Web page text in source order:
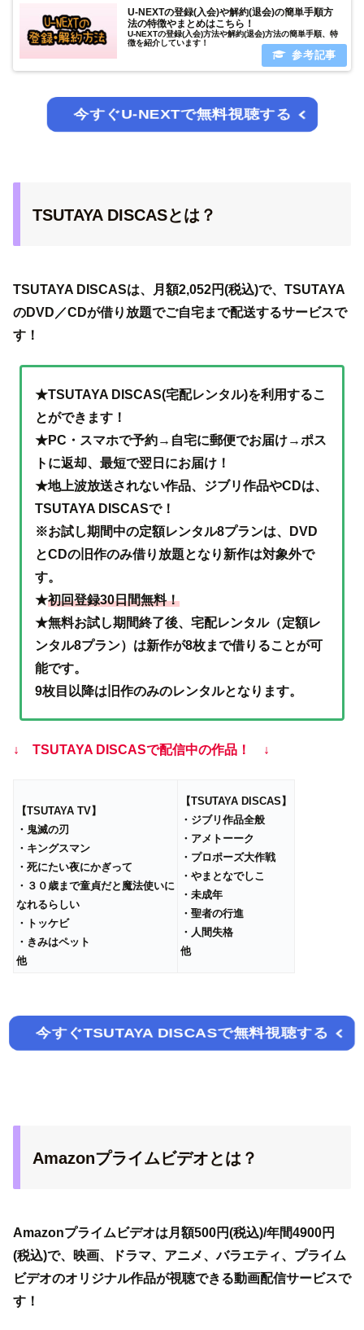
U-NEXTの登録(入会)や解約(退会)の簡単手順方
法の特徴やまとめはこちら！
U-NEXTの登録(入会)方法や解約(退会)方法の簡単手順、特
徴を紹介しています！
今すぐU-NEXTで無料視聴する
TSUTAYA DISCASとは？
TSUTAYA DISCASは、月額2,052円(税込)で、TSUTAYA
のDVD／CDが借り放題でご自宅まで配送するサービスで
す！
★TSUTAYA DISCAS(宅配レンタル)を利用するこ
とができます！
★PC・スマホで予約→自宅に郵便でお届け→ポス
トに返却、最短で翌日にお届け！
★地上波放送されない作品、ジブリ作品やCDは、
TSUTAYA DISCASで！
※お試し期間中の定額レンタル8プランは、DVD
とCDの旧作のみ借り放題となり新作は対象外で
す。
★初回登録30日間無料！
★無料お試し期間終了後、宅配レンタル（定額レ
ンタル8プラン）は新作が8枚まで借りることが可
能です。
9枚目以降は旧作のみのレンタルとなります。
↓ TSUTAYA DISCASで配信中の作品！ ↓
【TSUTAYA TV】
・鬼滅の刃
・キングスマン
・死にたい夜にかぎって
・３０歳まで童貞だと魔法使いに
なれるらしい
・トッケビ
・きみはペット
他
【TSUTAYA DISCAS】
・ジブリ作品全般
・アメトーーク
・プロポーズ大作戦
・やまとなでしこ
・未成年
・聖者の行進
・人間失格
他
今すぐTSUTAYA DISCASで無料視聴する
Amazonプライムビデオとは？
Amazonプライムビデオは月額500円(税込)/年間4900円
(税込)で、映画、ドラマ、アニメ、バラエティ、プライム
ビデオのオリジナル作品が視聴できる動画配信サービスで
す！